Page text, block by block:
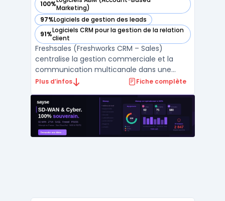
100%Marketing)
— voir Freshsales (Freshworks CRM – Sales) dans cette
97%Logiciels de gestion des leads
— voir Freshsales (Freshworks CRM – Sales) dans cette
91%Logiciels CRM pour la gestion de la relation
client
— voir Freshsales (Freshworks CRM – Sales) dans cette
Freshsales (Freshworks CRM – Sales)
centralise la gestion commerciale et la
communication multicanale dans une
interface organisée pour les équipes de
vente complet, depuis la génération du
pipeline commercial jusqu’au suivi avancé
des remontées clients, s’ad ...
Plus d’infos Fiche complète